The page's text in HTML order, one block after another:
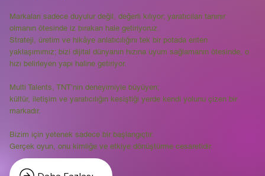
Markaları sadece duyulur değil, değerli kılıyor; yaratıcıları tanınır
olmanın ötesinde iz bırakan hale getiriyoruz.
Strateji, üretim ve hikâye anlatıcılığını tek bir potada eriten
yaklaşımımız; bizi dijital dünyanın hızına uyum sağlamanın ötesinde, o
hızı belirleyen yapı haline getiriyor.
Multi Talents, TNT’nin deneyimiyle büyüyen;
kültür, iletişim ve yaratıcılığın kesiştiği yerde kendi yolunu çizen bir
markadır.
Bizim için yetenek sadece bir başlangıçtır.
Gerçek oyun, onu kimliğe ve etkiye dönüştürme cesaretidir.